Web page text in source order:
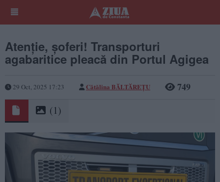
Atenție, șoferi! Transporturi
agabaritice pleacă din Portul Agigea
29 Oct, 2025 17:23 Cătălina BĂLTĂREȚU 749
(1)